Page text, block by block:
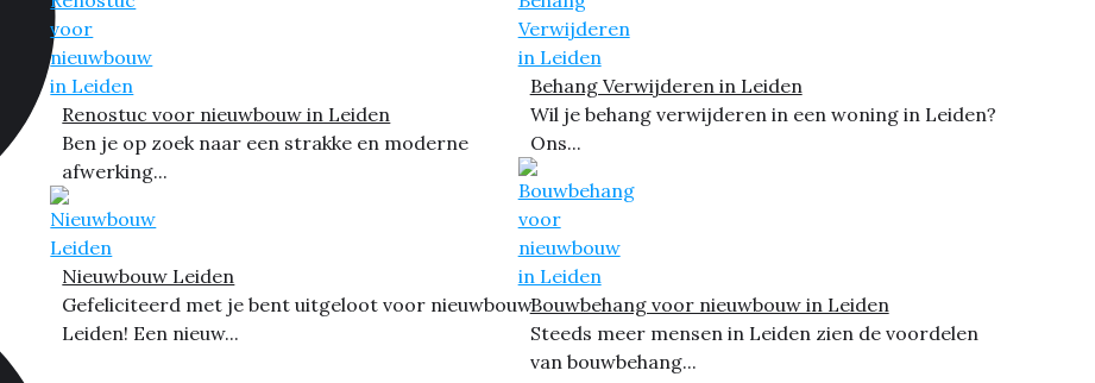
Renostuc voor nieuwbouw in Leiden
Ben je op zoek naar een strakke en moderne
afwerking...
Nieuwbouw Leiden
Gefeliciteerd met je bent uitgeloot voor nieuwbouw
Leiden! Een nieuw...
Behang Verwijderen in Leiden
Wil je behang verwijderen in een woning in Leiden?
Ons...
Bouwbehang voor nieuwbouw in Leiden
Steeds meer mensen in Leiden zien de voordelen
van bouwbehang...